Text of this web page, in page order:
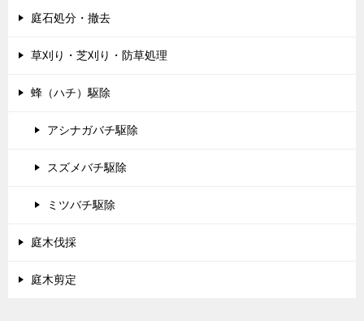
庭石処分・撤去
草刈り・芝刈り・防草処理
蜂（ハチ）駆除
アシナガバチ駆除
スズメバチ駆除
ミツバチ駆除
庭木伐採
庭木剪定